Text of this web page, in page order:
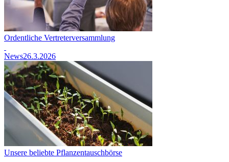
Ordentliche Vertreterversammlung
News26.3.2026
Unsere beliebte Pflanzentauschbörse